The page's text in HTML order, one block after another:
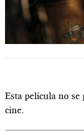
Esta película no
cine.